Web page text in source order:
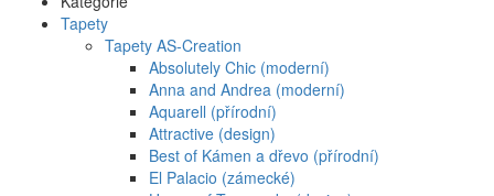
Tapety
Tapety AS-Creation
Absolutely Chic (moderní)
Anna and Andrea (moderní)
Aquarell (přírodní)
Attractive (design)
Best of Kámen a dřevo (přírodní)
El Palacio (zámecké)